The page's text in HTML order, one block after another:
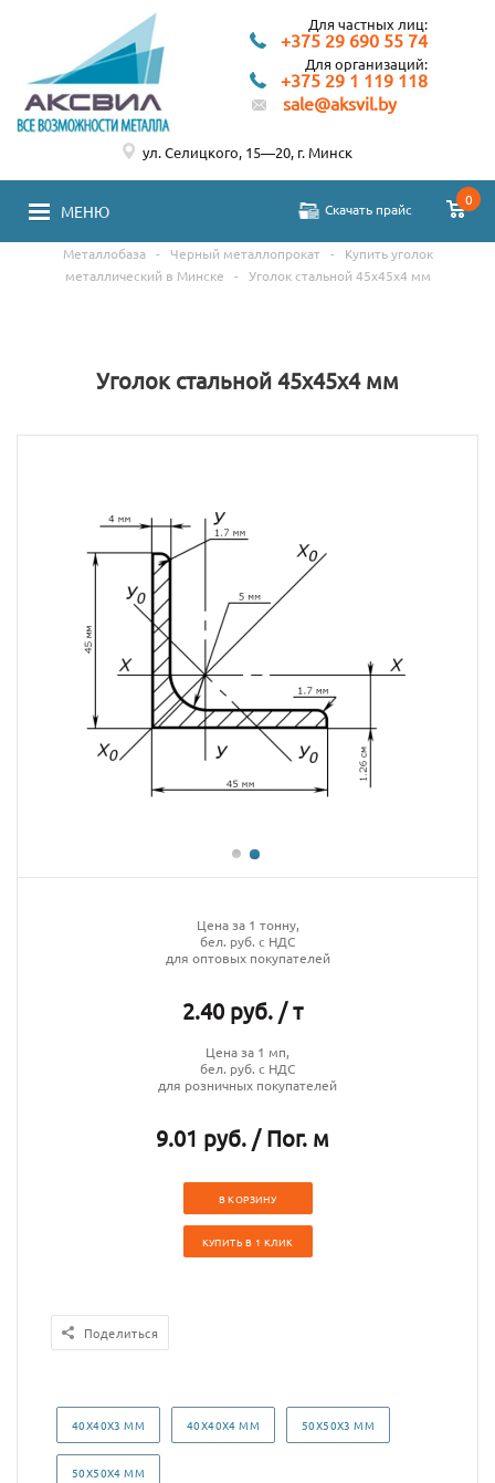
Для частных лиц:
+375 29 690 55 74
Для организаций:
+375 29 1 119 118
sale@aksvil.by
МЕНЮ Скачать прайс
0
ул. Селицкого, 15—20, г. Минск
Металлобаза - Черный металлопрокат -
Купить уголок
металлический в Минске
- Уголок стальной 45х45х4 мм
Уголок стальной 45х45х4 мм
Цена за 1 тонну,
бел. руб. с НДС
для оптовых покупателей
2.40 руб. / т
Цена за 1 мп,
бел. руб. с НДС
для розничных покупателей
9.01 руб. / Пог. м
В КОРЗИНУ
КУПИТЬ В 1 КЛИК
Поделиться
40Х40Х3 ММ 40Х40Х4 ММ 50Х50Х3 ММ
50Х50Х4 ММ